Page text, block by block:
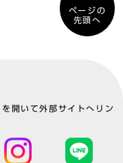
ページの
先頭へ
開いて外部サイトへリン